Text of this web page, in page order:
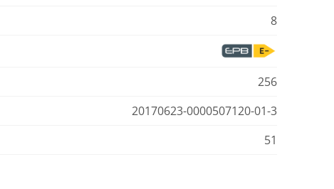
8
256
20170623-0000507120-01-3
51